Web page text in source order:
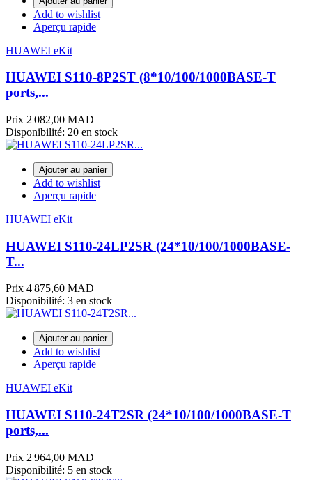
Add to wishlist
Aperçu rapide
HUAWEI eKit
HUAWEI S110-8P2ST (8*10/100/1000BASE-T
ports,...
Prix 2 082,00 MAD
Disponibilité: 20 en stock
Ajouter au panier
Add to wishlist
Aperçu rapide
HUAWEI eKit
HUAWEI S110-24LP2SR (24*10/100/1000BASE-
T...
Prix 4 875,60 MAD
Disponibilité: 3 en stock
Ajouter au panier
Add to wishlist
Aperçu rapide
HUAWEI eKit
HUAWEI S110-24T2SR (24*10/100/1000BASE-T
ports,...
Prix 2 964,00 MAD
Disponibilité: 5 en stock